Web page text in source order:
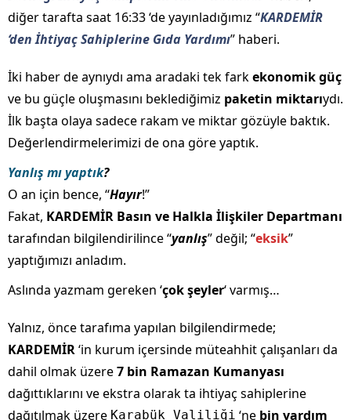
diğer tarafta saat 16:33 ‘de yayınladığımız “KARDEMİR
‘den İhtiyaç Sahiplerine Gıda Yardımı” haberi.
İki haber de aynıydı ama aradaki tek farkekonomik güç
ve bu güçle oluşmasını beklediğimiz paketin miktarıydı.
İlk başta olaya sadece rakam ve miktar gözüyle baktık.
Değerlendirmelerimizi de ona göre yaptık.
Yanlış mı yaptık?
O an için bence, “Hayır!”
Fakat, KARDEMİR Basın ve Halkla İlişkiler Departmanı
tarafından bilgilendirilince “yanlış” değil; “eksik”
yaptığımızı anladım.
Aslında yazmam gereken ‘çok şeyler‘ varmış…
Yalnız, önce tarafıma yapılan bilgilendirmede;
KARDEMİR‘in kurum içersinde müteahhit çalışanları da
dahil olmak üzere7 bin Ramazan Kumanyası
dağıttıklarını ve ekstra olarak ta ihtiyaç sahiplerine
dağıtılmak üzere Karabük Valiliği ‘ne bin yardım